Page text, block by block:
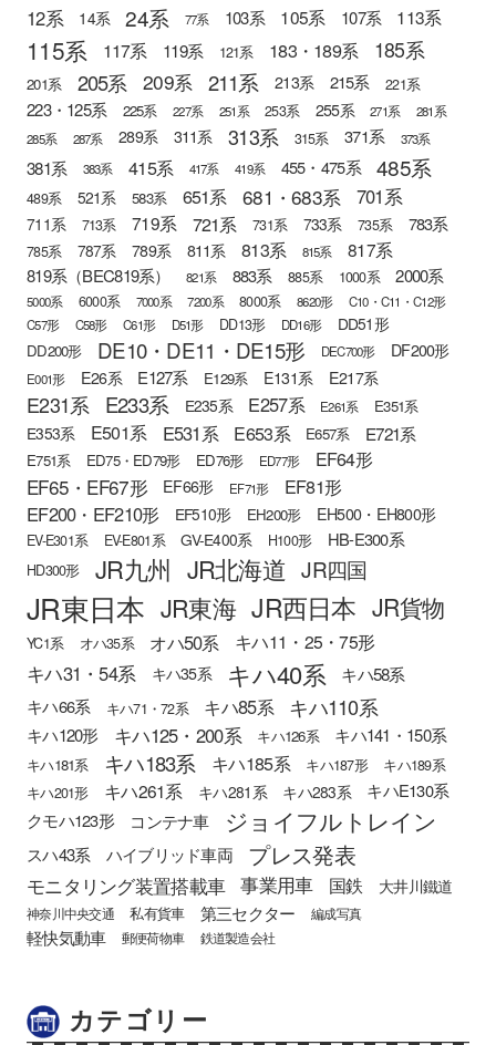
12系 14系 24系 77系 103系 105系 107系 113系
115系 117系 119系 121系 183・189系 185系
201系 205系 209系 211系 213系 215系 221系
223・125系 225系 227系 251系 253系 255系 271系
281系
285系
287系 289系 311系 313系 315系 371系 373系
381系 383系 415系 417系 419系 455・475系 485系
489系 521系 583系 651系 681・683系 701系
711系 713系 719系 721系 731系 733系 735系 783系
785系 787系 789系 811系 813系 815系 817系
819系（BEC819系） 821系 883系 885系 1000系 2000系
5000系 6000系 7000系 7200系 8000系 8620形
C10・C11・C12形
C57形
C58形 C61形 D51形 DD13形 DD16形 DD51形
DD200形 DE10・DE11・DE15形 DEC700形 DF200形
E001形 E26系 E127系 E129系 E131系 E217系
E231系 E233系 E235系 E257系 E261系 E351系
E353系 E501系 E531系 E653系 E657系 E721系
E751系 ED75・ED79形 ED76形 ED77形 EF64形
EF65・EF67形 EF66形 EF71形
EF81形
EF200・EF210形
EF510形 EH200形 EH500・EH800形
EV-E301系 EV-E801系 GV-E400系 H100形 HB-E300系
HD300形 JR九州 JR北海道 JR四国
JR東日本 JR東海 JR西日本 JR貨物
YC1系 オハ35系 オハ50系 キハ11・25・75形
キハ31・54系 キハ35系 キハ40系 キハ58系
キハ66系 キハ71・72系 キハ85系 キハ110系
キハ120形 キハ125・200系 キハ126系 キハ141・150系
キハ181系 キハ183系 キハ185系 キハ187形
キハ189系
キハ201形
キハ261系 キハ281系 キハ283系
キハE130系
クモハ123形
コンテナ車 ジョイフルトレイン
スハ43系 ハイブリッド車両 プレス発表
モニタリング装置搭載車 事業用車 国鉄 大井川鐵道
神奈川中央交通 私有貨車 第三セクター 編成写真
軽快気動車 郵便荷物車 鉄道製造会社
カテゴリー